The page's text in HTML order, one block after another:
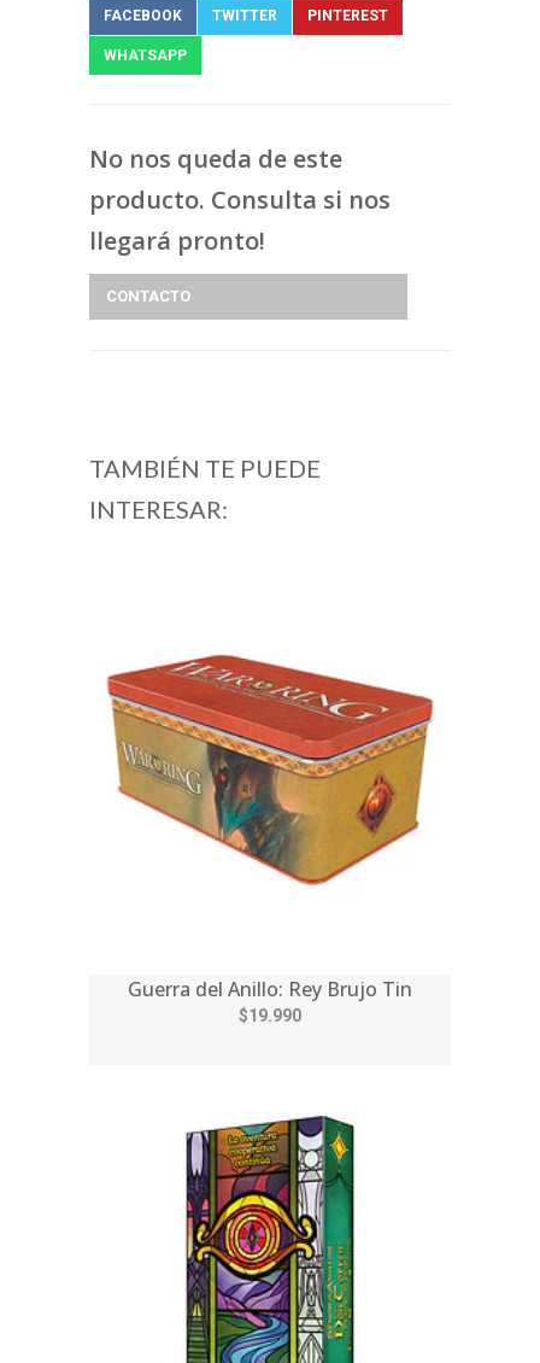
FACEBOOK TWITTER PINTEREST
WHATSAPP
No nos queda de este
producto. Consulta si nos
llegará pronto!
CONTACTO
TAMBIÉN TE PUEDE
INTERESAR:
Guerra del Anillo: Rey Brujo Tin
$19.990